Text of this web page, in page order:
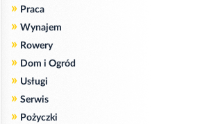
» Praca
» Wynajem
» Rowery
» Dom i Ogród
» Usługi
» Serwis
» Pożyczki